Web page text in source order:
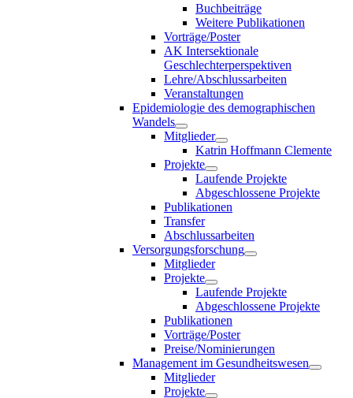
Buchbeiträge
Weitere Publikationen
Vorträge/Poster
AK Intersektionale
Geschlechterperspektiven
Lehre/Abschlussarbeiten
Veranstaltungen
Epidemiologie des demographischen
Wandels
Mitglieder
Katrin Hoffmann Clemente
Projekte
Laufende Projekte
Abgeschlossene Projekte
Publikationen
Transfer
Abschlussarbeiten
Versorgungsforschung
Mitglieder
Projekte
Laufende Projekte
Abgeschlossene Projekte
Publikationen
Vorträge/Poster
Preise/Nominierungen
Management im Gesundheitswesen
Mitglieder
Projekte